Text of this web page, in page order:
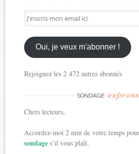
J'inscris
mon
email
ici
Oui, je veux m'abonner !
Rejoignez les 2 472 autres abonnés
SONDAGE express
Chers lecteurs,
Accordez-moi 2 min de votre temps
sondages’il vous plaît.